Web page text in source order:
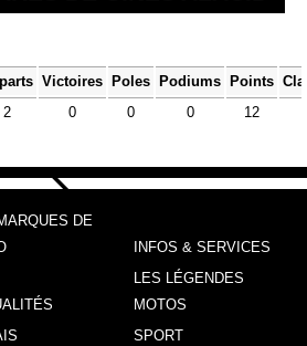
Victoires Poles Podiums Points
2 0 0 0 12
DE
INFOS & SERVICES
LES LÉGENDES
MOTOS
SPORT